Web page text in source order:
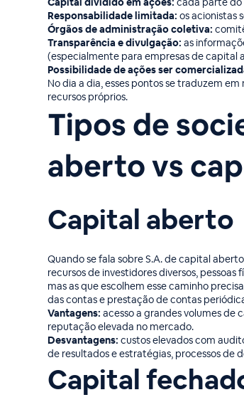
Responsabilidade limitada: os acionistas
Órgãos de administração coletiva:
Transparência e divulgação: as
(especialmente para empresas de capital
Possibilidade de ações ser
No dia a dia, esses pontos se traduzem
recursos próprios.
Tipos de
aberto vs
Capital aberto
Quando se fala sobre S.A. de capital
recursos de investidores diversos,
mas as que escolhem esse caminho
das contas e prestação de contas
Vantagens: acesso a grandes volumes de
reputação elevada no mercado.
Desvantagens: custos elevados com
de resultados e estratégias, processos de
Capital